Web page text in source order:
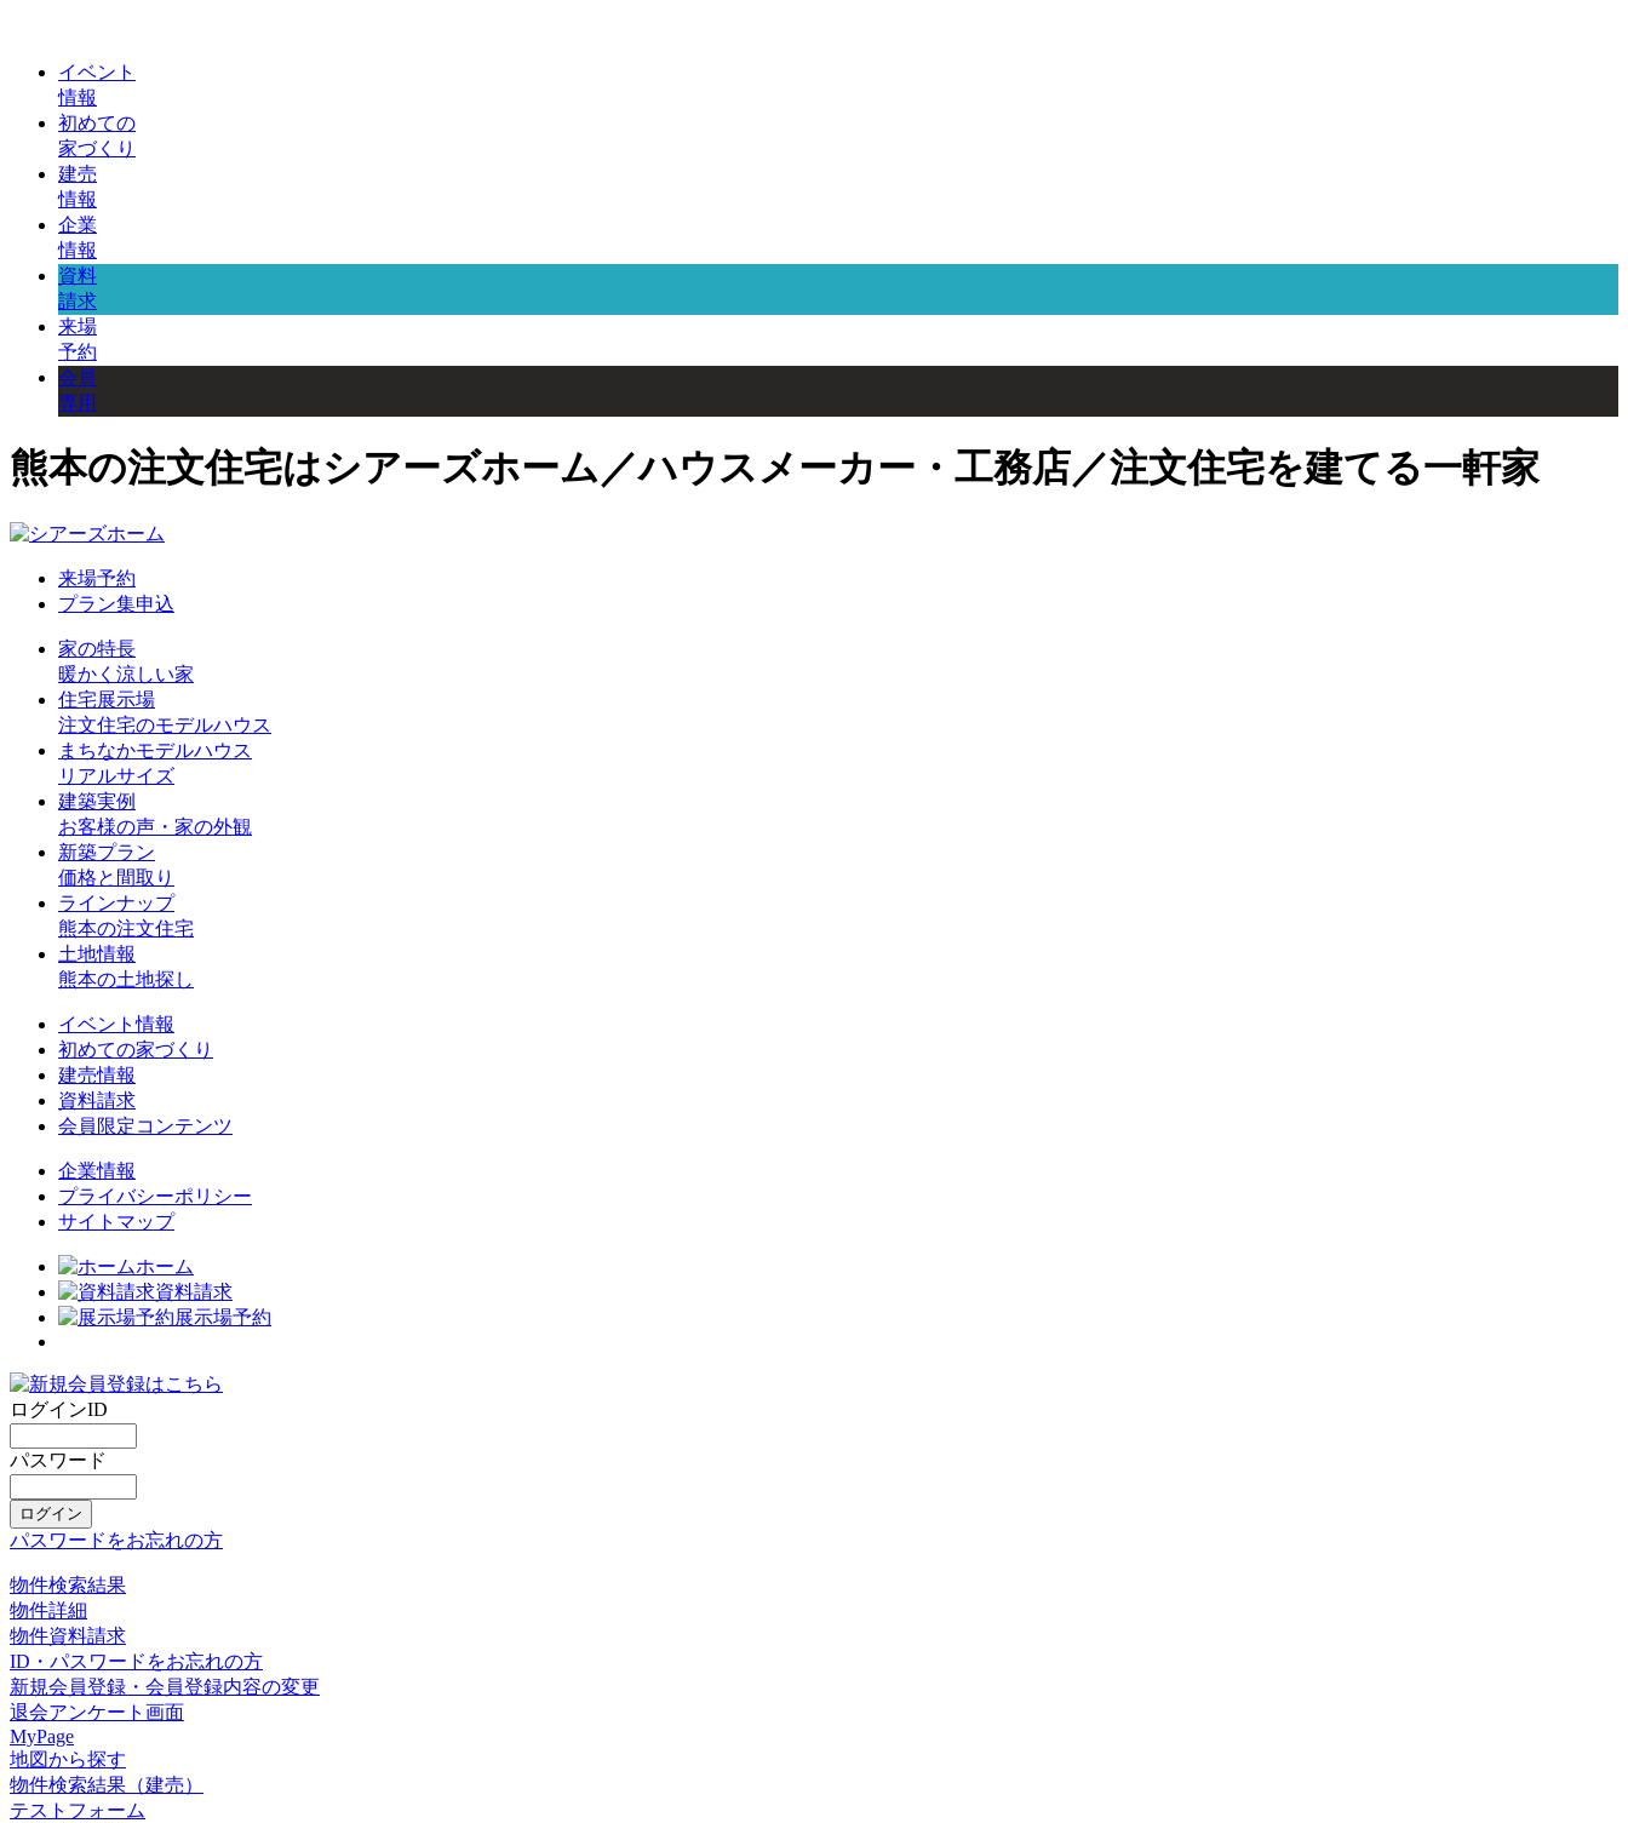
イベント
情報
初めての
家づくり
建売
情報
企業
情報
資料
請求
来場
予約
会員
専用
熊本の注文住宅はシアーズホーム／ハウスメーカー・工務店／注文住宅を建てる一軒家
来場予約
プラン集申込
家の特長
暖かく涼しい家
住宅展示場
注文住宅のモデルハウス
まちなかモデルハウス
リアルサイズ
建築実例
お客様の声・家の外観
新築プラン
価格と間取り
ラインナップ
熊本の注文住宅
土地情報
熊本の土地探し
イベント情報
初めての家づくり
建売情報
資料請求
会員限定コンテンツ
企業情報
プライバシーポリシー
サイトマップ
ホーム
資料請求
展示場予約
ログインID
パスワード
パスワードをお忘れの方
物件検索結果
物件詳細
物件資料請求
ID・パスワードをお忘れの方
新規会員登録・会員登録内容の変更
退会アンケート画面
MyPage
地図から探す
物件検索結果（建売）
テストフォーム